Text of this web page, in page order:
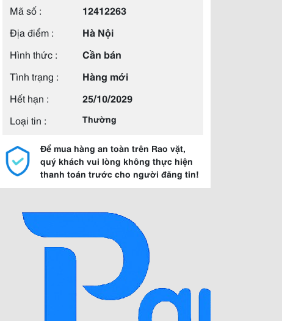
Mã số :
12412263
Địa điểm :
Hà Nội
Hình thức :
Cần bán
Tình trạng :
Hàng mới
Hết hạn :
25/10/2029
Loại tin :
Thường
Để mua hàng an toàn trên Rao vặt,
quý khách vui lòng không thực hiện
thanh toán trước cho người đăng tin!